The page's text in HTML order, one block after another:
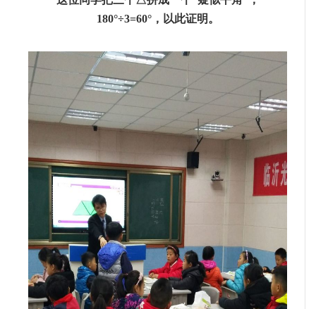
180°÷3=60°，以此证明。